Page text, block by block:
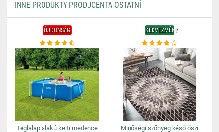
INNE PRODUKTY PRODUCENTA OSTATNÍ
ÚJDONSÁG
Téglalap alakú kerti medence
KEDVEZMÉNY
Minőségi szőnyeg késő őszi